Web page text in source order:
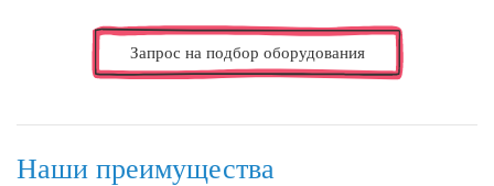
Запрос на подбор оборудования
Наши преимущества